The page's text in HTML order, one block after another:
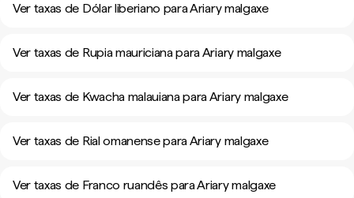
Ver taxas de Dólar liberiano para Ariary malgaxe
Ver taxas de Rupia mauriciana para Ariary malgaxe
Ver taxas de Kwacha malauiana para Ariary malgaxe
Ver taxas de Rial omanense para Ariary malgaxe
Ver taxas de Franco ruandês para Ariary malgaxe